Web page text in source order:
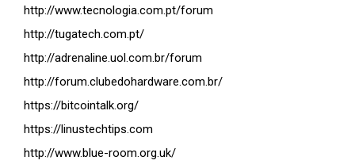
http://www.tecnologia.com.pt/forum
http://tugatech.com.pt/
http://adrenaline.uol.com.br/forum
http://forum.clubedohardware.com.br/
https://bitcointalk.org/
https://linustechtips.com
http://www.blue-room.org.uk/